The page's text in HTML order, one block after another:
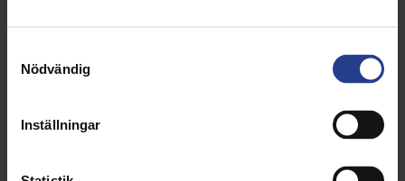
Nödvändig
Inställningar
inom sitt ämne och förutsätts kunna företräda
ämnet internt och externt. Det är stor efterfrågan
men även sjukhusen börjar efterfråga disputerade